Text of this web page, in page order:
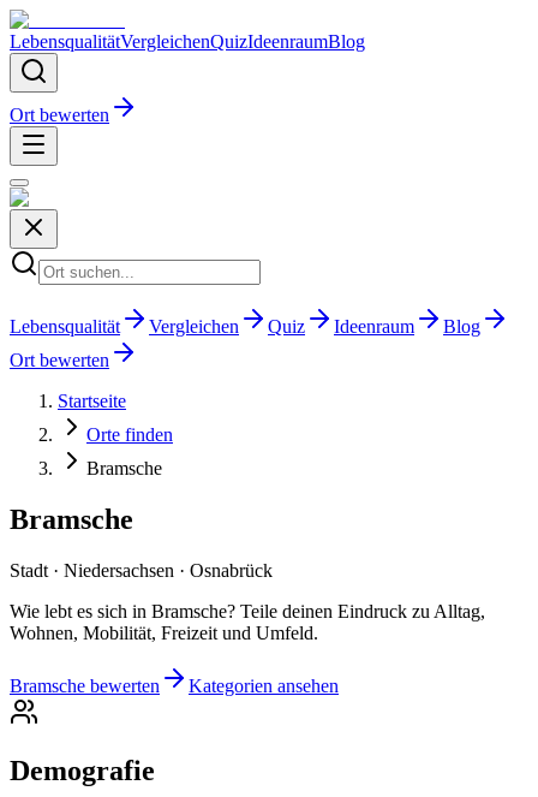
LebensqualitätVergleichenQuizIdeenraumBlog
Ort bewerten
Lebensqualität Vergleichen Quiz Ideenraum
Blog
Ort bewerten
Startseite
Orte finden
Bramsche
Bramsche
Stadt · Niedersachsen · Osnabrück
Wie lebt es sich in Bramsche? Teile deinen Eindruck zu Alltag,
Wohnen, Mobilität, Freizeit und Umfeld.
Bramsche bewerten Kategorien ansehen
Demografie